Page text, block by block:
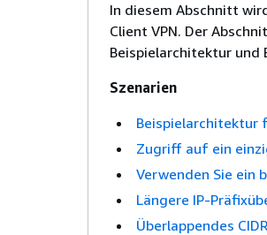
In diesem Abschnitt
Client VPN. Der
Beispielarchitektur und
Szenarien
Beispielarchitektur
Zugriff auf ein
Verwenden Sie ein
Längere IP-
Überlappendes